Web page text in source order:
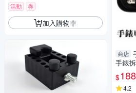
活動
券
加入購物車
商店
手錶
拆錶
家8096
$188
4.2